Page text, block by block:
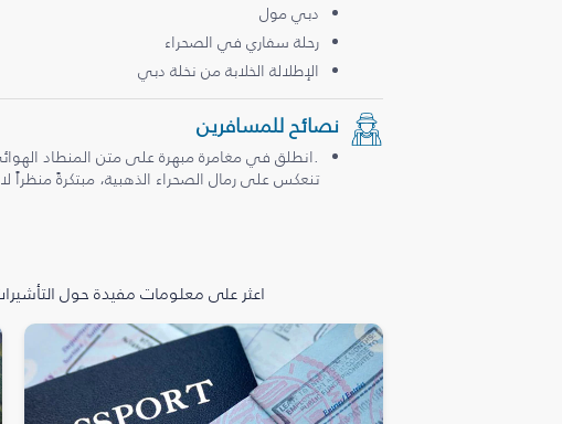
دبي مول
رحلة سفاري في الصحراء
الإطلالة الخلابة من نخلة دبي
نصائح للمسافرين
.انطلق في مغامرة مبهرة على متن المنطاد
تنعكس على رمال الصحراء الذهبية، مبتكرةً
اعثر على معلومات مفيدة حول